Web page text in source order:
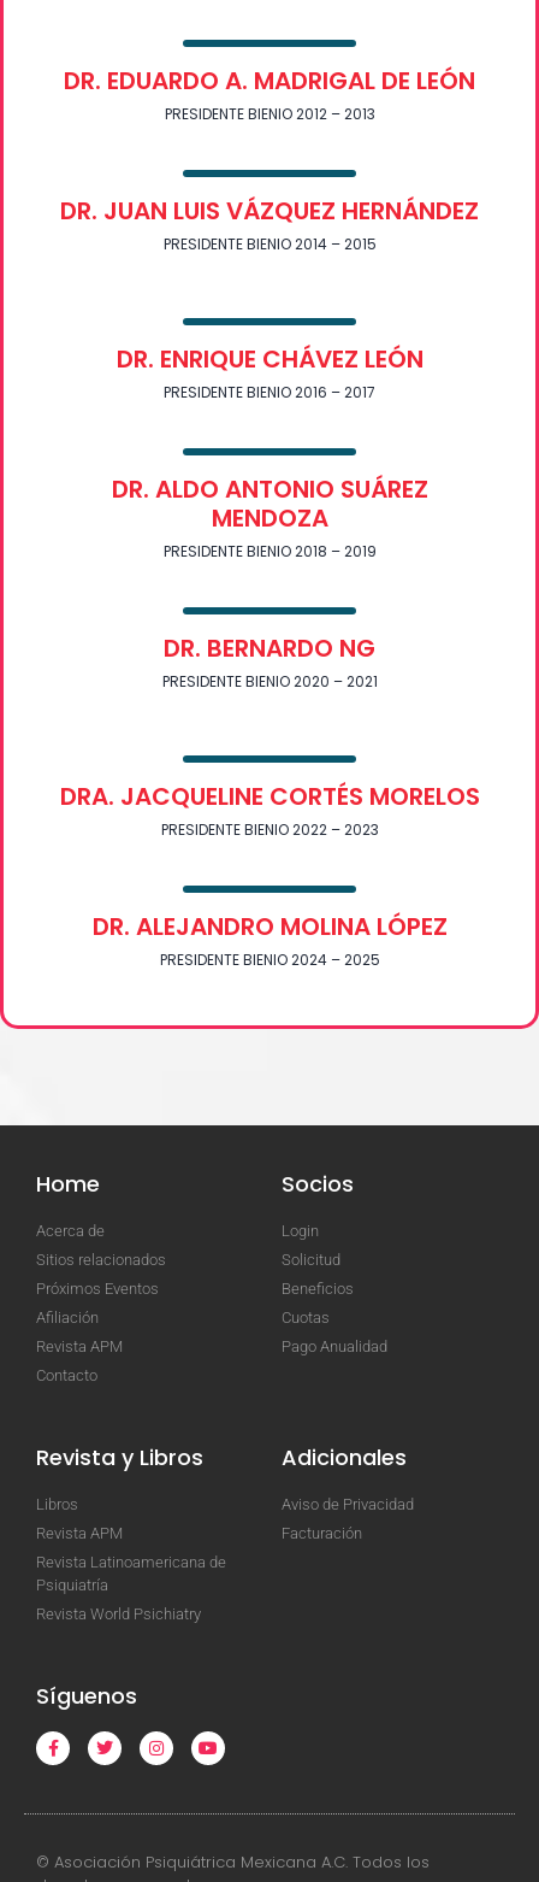
DR. EDUARDO A. MADRIGAL DE LEÓN
PRESIDENTE BIENIO 2012 – 2013
DR. JUAN LUIS VÁZQUEZ HERNÁNDEZ
PRESIDENTE BIENIO 2014 – 2015
DR. ENRIQUE CHÁVEZ LEÓN
PRESIDENTE BIENIO 2016 – 2017
DR. ALDO ANTONIO SUÁREZ
MENDOZA
PRESIDENTE BIENIO 2018 – 2019
DR. BERNARDO NG
PRESIDENTE BIENIO 2020 – 2021
DRA. JACQUELINE CORTÉS MORELOS
PRESIDENTE BIENIO 2022 – 2023
DR. ALEJANDRO MOLINA LÓPEZ
PRESIDENTE BIENIO 2024 – 2025
Home
Acerca de
Sitios relacionados
Próximos Eventos
Afiliación
Revista APM
Contacto
Socios
Login
Solicitud
Beneficios
Cuotas
Pago Anualidad
Revista y Libros
Libros
Revista APM
Revista Latinoamericana de
Psiquiatría
Revista World Psichiatry
Adicionales
Aviso de Privacidad
Facturación
Síguenos
© Asociación Psiquiátrica Mexicana A.C. Todos los